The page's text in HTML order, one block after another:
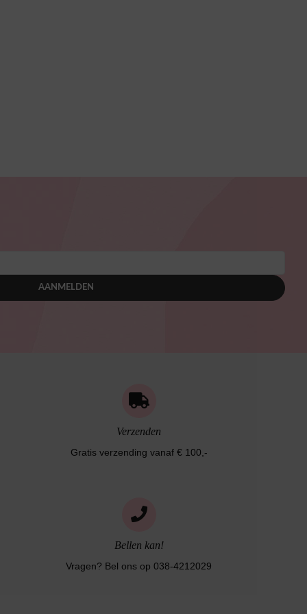
AANMELDEN
Verzenden
Gratis verzending vanaf € 100,-
Bellen kan!
Vragen? Bel ons op 038-4212029